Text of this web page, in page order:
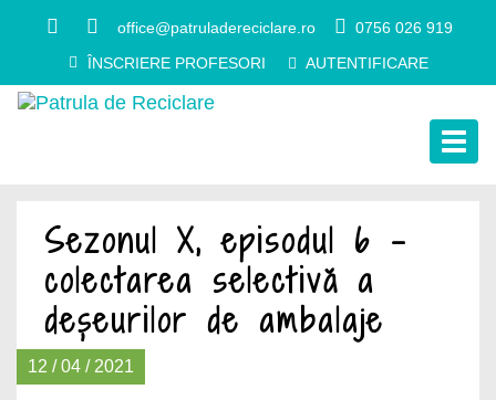
office@patruladereciclare.ro
0756 026 919
ÎNSCRIERE PROFESORI
AUTENTIFICARE
Sezonul X, episodul 6 –
colectarea selectivă a
deșeurilor de ambalaje
12 / 04 / 2021